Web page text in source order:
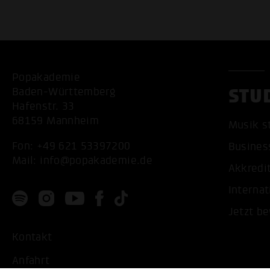
Popakademie
Baden-Württemberg
Hafenstr. 33
68159 Mannheim
Fon: +49 621 53397200
Mail: info@popakademie.de
Kontakt
Anfahrt
Musik
Jetzt